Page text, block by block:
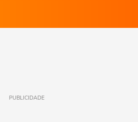
PUBLICIDADE